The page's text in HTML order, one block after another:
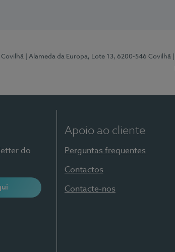
Covilhã | Alameda da Europa, Lote 13, 6200-546 Covilhã
do
Apoio ao cliente
Perguntas frequentes
Contactos
Contacte-nos